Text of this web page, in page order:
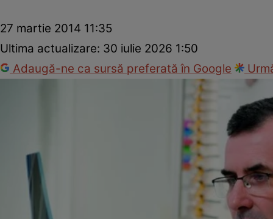
27 martie 2014 11:35
Ultima actualizare: 30 iulie 2026 1:50
Adaugă-ne ca sursă preferată în Google